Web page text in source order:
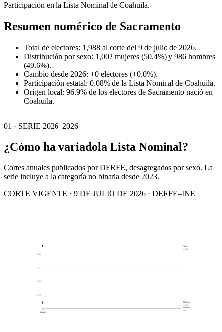
Participación en la Lista Nominal de Coahuila.
Resumen numérico de Sacramento
Total de electores: 1,988 al corte del 9 de julio de 2026.
Distribución por sexo: 1,002 mujeres (50.4%) y 986 hombres
(49.6%).
Cambio desde 2026: +0 electores (+0.0%).
Participación estatal: 0.08% de la Lista Nominal de Coahuila.
Origen local: 96.9% de los electores de Sacramento nació en
Coahuila.
01 · SERIE 2026–2026
¿Cómo ha variadola Lista Nominal?
Cortes anuales publicados por DERFE, desagregados por sexo. La
serie incluye a la categoría no binaria desde 2023.
CORTE VIGENTE · 9 DE JULIO DE 2026 · DERFE–INE
1,126
1,367
1,607
1,848
2026
Total
1,988
Mujeres
1,002
Hombres
986